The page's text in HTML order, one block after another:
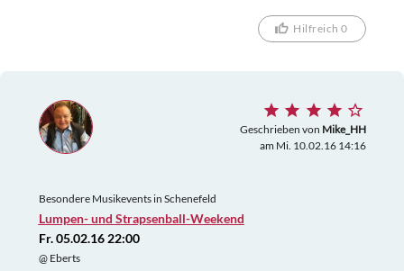
Hilfreich 0
Geschrieben von Mike_HH
am Mi. 10.02.16 14:16
Besondere Musikevents in Schenefeld
Lumpen- und Strapsenball-Weekend
Fr. 05.02.16 22:00
@ Eberts